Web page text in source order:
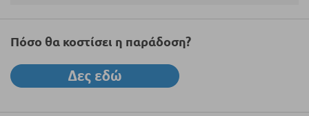
Πόσο θα κοστίσει η παράδοση?